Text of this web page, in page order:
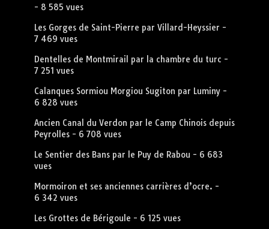
- 8 585 vues
Les Gorges de Saint-Pierre par Villard-Heyssier -
7 469 vues
Dentelles de Montmirail par la chambre du turc -
7 251 vues
Calanques Sormiou Morgiou Sugiton par Luminy-
6 828 vues
Ancien Canal du Verdon par le Camp Chinois depuis
Peyrolles- 6 708 vues
Le Sentier des Bans par le Puy de Rabou - 6 683
vues
Mormoiron et ses anciennes carrières d’ocre. -
6 342 vues
Les Grottes de Bérigoule - 6 125 vues